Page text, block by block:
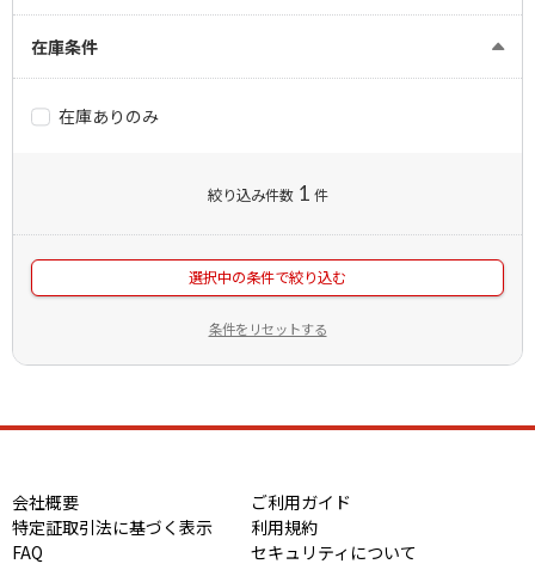
在庫条件
在庫ありのみ
絞り込み件数 1 件
選択中の条件で絞り込む
条件をリセットする
会社概要
ご利用ガイド
特定証取引法に基づく表示
利用規約
FAQ
セキュリティについて